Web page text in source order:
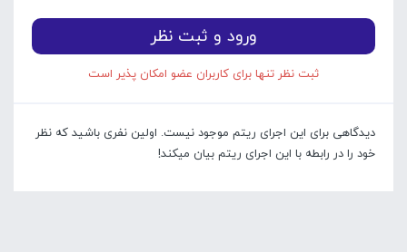
ورود و ثبت نظر
ثبت نظر تنها برای کاربران عضو امکان پذیر است
دیدگاهی برای این اجرای ریتم موجود نیست. اولین نفری باشید که نظر
خود را در رابطه با این اجرای ریتم بیان میکند!